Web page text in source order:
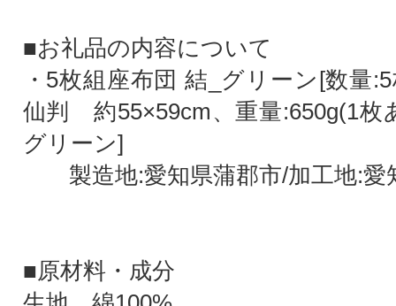
■お礼品の内容について
・5枚組座布団 結_グリーン[数量
仙判 約55×59cm、重量:650g(1枚
グリーン]
製造地:愛知県蒲郡市/加工地:愛
■原材料・成分